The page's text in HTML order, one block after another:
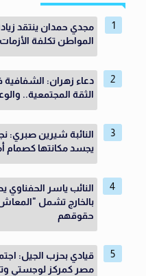
مجدي حمدان ينتقد
المواطن تكلفة الأزمات
دعاء زهران: الشفافية
الثقة المجتمعية..
النائبة شيرين صبري:
يجسد مكانتها كصمام
النائب ياسر
بالخارج تشمل
حقوقهم
قيادي بحزب الجيل:
مصر كمركز لوجستي